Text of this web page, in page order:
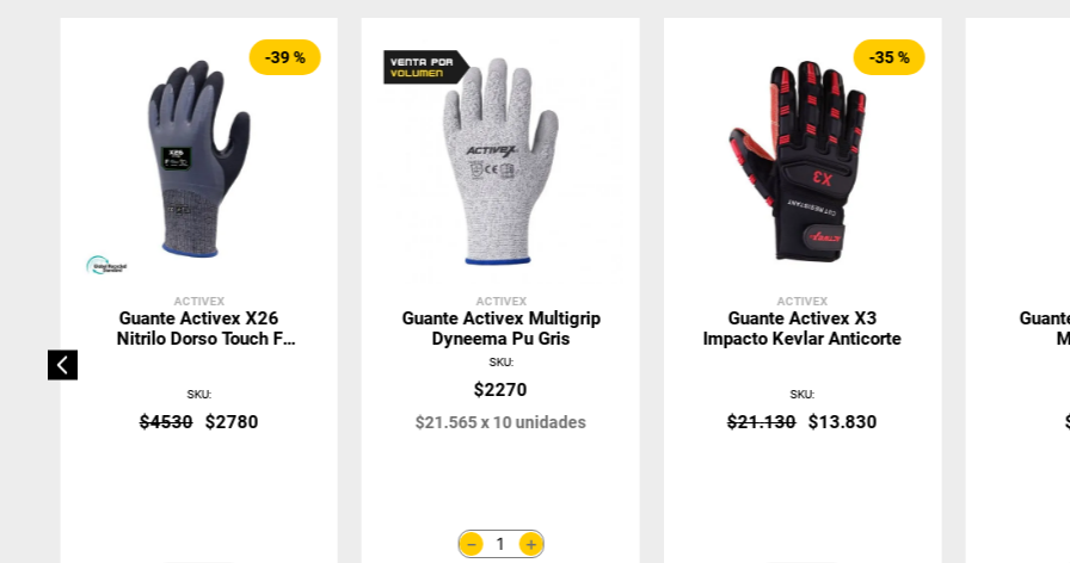
-39 %
ACTIVEX
Guante Activex X26
Nitrilo Dorso Touch F
SKU:
$4530 $2780
ACTIVEX
Guante Activex Multigrip
Dyneema Pu Gris
SKU:
$2270
$21.565x10unidades
＋
－
-35 %
ACTIVEX
Guante Activex X3
Impacto Kevlar Anticorte
SKU:
$21.130 $13.830